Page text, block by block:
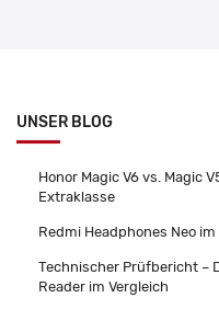
UNSER BLOG
Honor Magic V6 vs. Magic
Extraklasse
Redmi Headphones Neo
Technischer Prüfbericht –
Reader im Vergleich